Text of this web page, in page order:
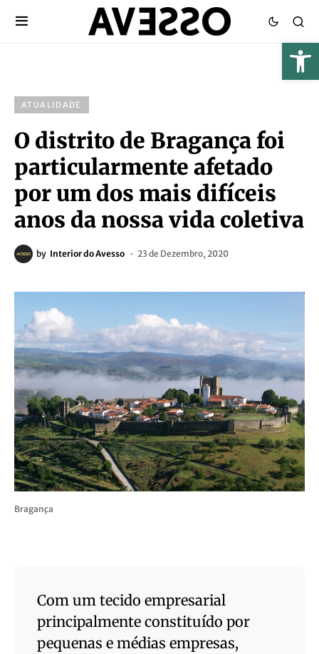
ATUALIDADE
O distrito de Bragança foi
particularmente afetado
por um dos mais difíceis
anos da nossa vida coletiva
by Interior do Avesso 23 de Dezembro, 2020
Bragança
Com um tecido empresarial
principalmente constituído por
pequenas e médias empresas,